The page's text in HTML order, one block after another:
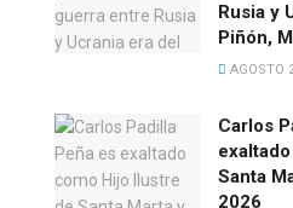
Rusia y
Piñón,
AGOSTO
Carlos
Santa
2026